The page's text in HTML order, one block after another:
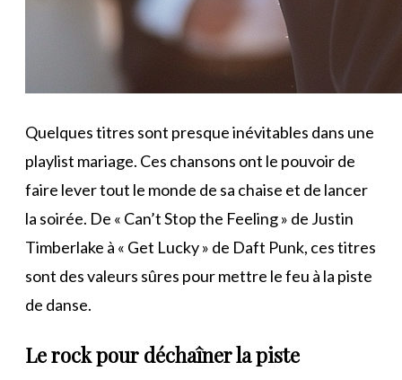
Quelques titres sont presque inévitables dans une
playlist mariage. Ces chansons ont le pouvoir de
faire lever tout le monde de sa chaise et de lancer
la soirée. De « Can’t Stop the Feeling » de Justin
Timberlake à « Get Lucky » de Daft Punk, ces titres
sont des valeurs sûres pour mettre le feu à la piste
de danse.
Le rock pour déchaîner la piste